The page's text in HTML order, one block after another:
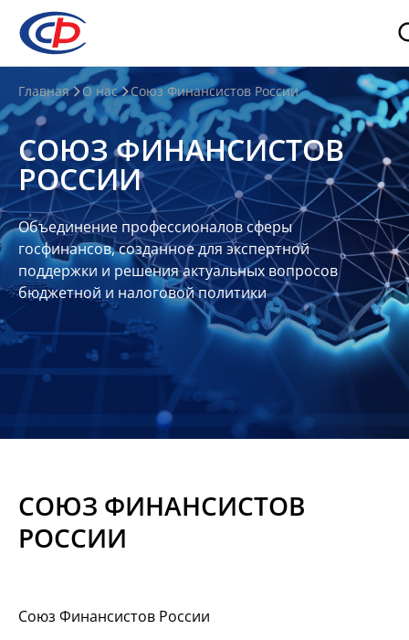
О
нас
О
СФР
Совет
Союза
Участники
Планы
отчеты
Контакты
Материалы
Главная О нас Союз Финансистов России
СОЮЗ ФИНАНСИСТОВ
РОССИИ
Объединение профессионалов сферы
госфинансов, созданное для экспертной
поддержки и решения актуальных вопросов
бюджетной и налоговой политики
СОЮЗ ФИНАНСИСТОВ
РОССИИ
Союз Финансистов России